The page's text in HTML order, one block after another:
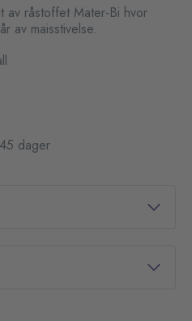
av råstoffet Mater-Bi hvor
av maisstivelse.
dager